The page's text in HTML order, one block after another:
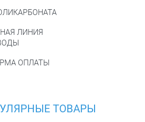
ЛИНИЯ
ОПЛАТЫ
ТОВАРЫ